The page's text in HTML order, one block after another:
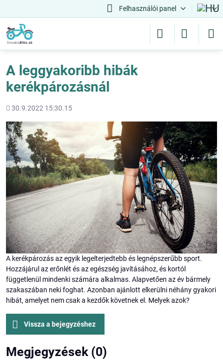
Felhasználói panel
A leggyakoribb hibák
kerékpározásnál
Hozááadott
30.9.2022 15:30.15
A kerékpározás az egyik legelterjedtebb és legnépszerűbb sport.
Hozzájárul az erőnlét és az egészség javításához, és kortól
függetlenül mindenki számára alkalmas. Alapvetően az év bármely
szakaszában neki foghat. Azonban ajánlott elkerülni néhány gyakori
hibát, amelyet nem csak a kezdők követnek el. Melyek azok?
Vissza a bejegyzéshez
Megjegyzések (0)